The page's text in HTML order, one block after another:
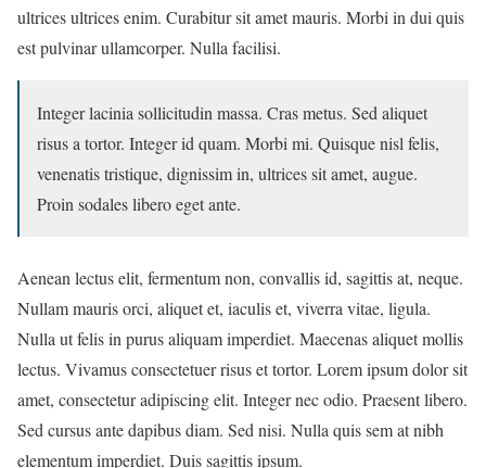
ultrices ultrices enim. Curabitur sit amet mauris. Morbi in dui quis
est pulvinar ullamcorper. Nulla facilisi.
Integer lacinia sollicitudin massa. Cras metus. Sed aliquet
risus a tortor. Integer id quam. Morbi mi. Quisque nisl felis,
venenatis tristique, dignissim in, ultrices sit amet, augue.
Proin sodales libero eget ante.
Aenean lectus elit, fermentum non, convallis id, sagittis at, neque.
Nullam mauris orci, aliquet et, iaculis et, viverra vitae, ligula.
Nulla ut felis in purus aliquam imperdiet. Maecenas aliquet mollis
lectus. Vivamus consectetuer risus et tortor. Lorem ipsum dolor sit
amet, consectetur adipiscing elit. Integer nec odio. Praesent libero.
Sed cursus ante dapibus diam. Sed nisi. Nulla quis sem at nibh
elementum imperdiet. Duis sagittis ipsum.